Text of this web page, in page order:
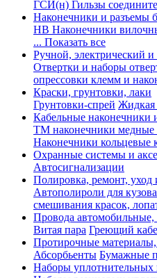
ГСИ(н) Гильзы
Наконечники и разъемы
НВ Наконечники
... Показать все
Ручной, электрический
Отвертки и наборы
опрессовки клемм и
Краски, грунтовки, лаки
Грунтовки-спрей Жидкая
Кабельные наконечники
ТМ наконечники медные
Наконечники кольцевые
Охранные системы и
Автосигнализации
Полировка, ремонт, уход
Автополироли для
смешивания красок,
Провода
Витая пара Греющий
Протирочные материалы,
Абсорбьенты Бумажные
Наборы